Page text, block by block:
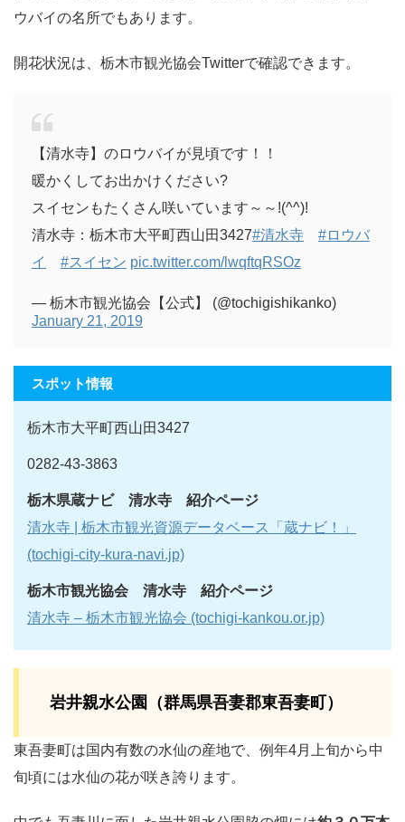
ウバイの名所でもあります。
開花状況は、栃木市観光協会Twitterで確認できます。
【清水寺】のロウバイが見頃です！！
暖かくしてお出かけください?
スイセンもたくさん咲いています～～!(^^)!
清水寺：栃木市大平町西山田3427#清水寺
#ロウバ
イ
#スイセン pic.twitter.com/lwqftqRSOz
— 栃木市観光協会【公式】 (@tochigishikanko)
January 21, 2019
スポット情報
栃木市大平町西山田3427
0282-43-3863
栃木県蔵ナビ 清水寺 紹介ページ
清水寺 | 栃木市観光資源データベース「蔵ナビ！」
(tochigi-city-kura-navi.jp)
栃木市観光協会 清水寺 紹介ページ
清水寺 – 栃木市観光協会 (tochigi-kankou.or.jp)
岩井親水公園（群馬県吾妻郡東吾妻町）
東吾妻町は国内有数の水仙の産地で、例年4月上旬から中
旬頃には水仙の花が咲き誇ります。